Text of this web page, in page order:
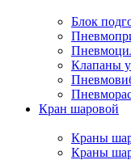
Блок
Клапаны
Кран шаровой
Краны
Краны